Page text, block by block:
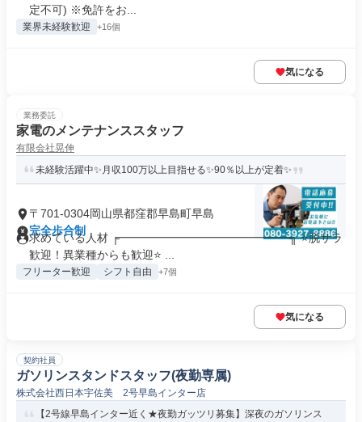
定不可) ※免許をお...
業界未経験歓迎 +16個
気になる
業務委託
家電のメンテナンススタッフ
有限会社晃伸
未経験活躍中✨月収100万以上目指せる✨90％以上が定着✨
〒701-0304岡山県都窪郡早島町早島
完全歩合制
求めている人材 ╒━━━━━━━━━━━━━━━╗ ⭐脱サラ
歓迎！異業種からも歓迎⭐ ...
フリーター歓迎 シフト自由 +7個
気になる
契約社員
ガソリンスタンドスタッフ(夜勤専属)
株式会社西日本宇佐美 2号早島インター店
【2号線早島インター近く★夜勤ガッツリ募集】深夜のガソリンス